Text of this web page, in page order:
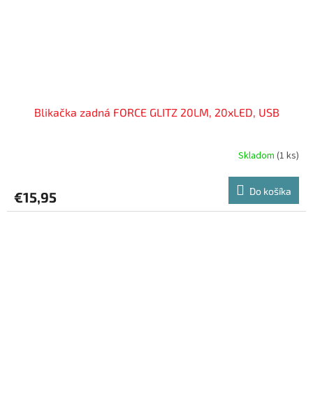
Blikačka zadná FORCE GLITZ 20LM, 20xLED, USB
Skladom (1 ks)
€15,95 Do košíka